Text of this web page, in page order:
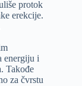
protok
erekcije.
energiju i
Takođe
za čvrstu